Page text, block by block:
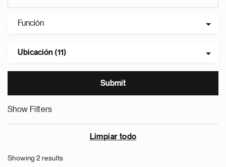
Función
Ubicación (11)
Show Filters
Limpiar todo
Showing 2 results